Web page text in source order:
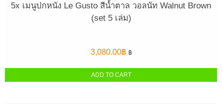
5x เมนูปกหนัง Le Gusto สีน้ำตาล วอลนัท Walnut Brown
(set 5 เล่ม)
3,080.00฿ ฿
ADD TO CART